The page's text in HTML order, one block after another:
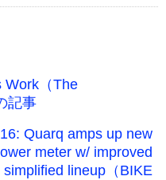
Work（The
記事
Quarq amps up new
meter w/ improved
lineup（BIKE